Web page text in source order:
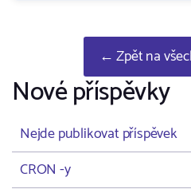
← Zpět na
Nové příspěvky
Nejde publikovat příspěvek
CRON -y